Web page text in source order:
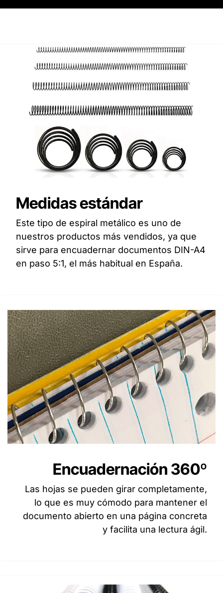
Medidas estándar
Este tipo de espiral metálico es uno de
nuestros productos más vendidos, ya que
sirve para encuadernar documentos DIN-A4
en paso 5:1, el más habitual en España.
Encuadernación 360º
Las hojas se pueden girar completamente,
lo que es muy cómodo para mantener el
documento abierto en una página concreta
y facilita una lectura ágil.